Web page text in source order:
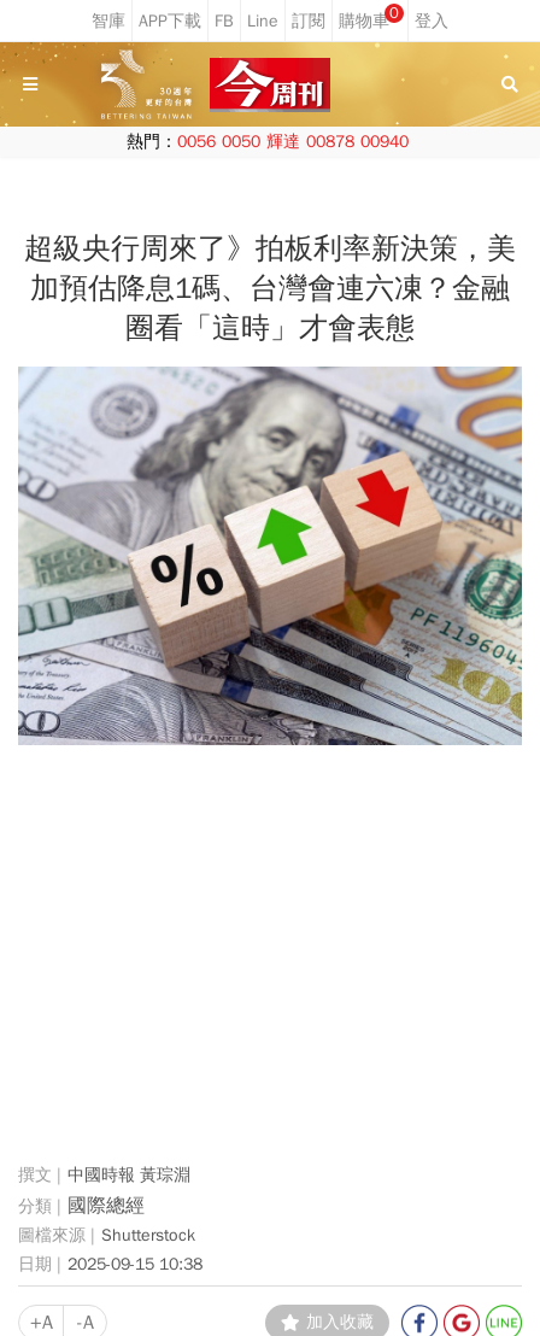
0
熱門： 0056 0050 輝達 00878 00940
超級央行周來了》拍板利率新決策，美
加預估降息1碼、台灣會連六凍？金融
圈看「這時」才會表態
中國時報 黃琮淵
國際總經
Shutterstock
2025-09-15 10:38
+A -A 加入收藏